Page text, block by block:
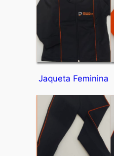
Jaqueta Feminina